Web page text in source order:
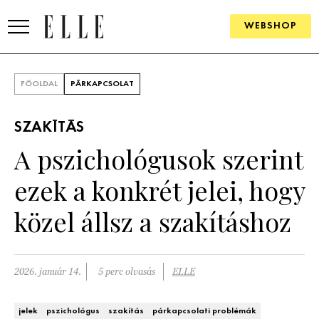
WEBSHOP
SZÉPSÉG
ÉLETMÓD
PÁRKAPCSOLAT
FŐOLDAL PÁRKAPCSOLAT
SZAKÍTÁS
A pszichológusok szerint
ezek a konkrét jelei, hogy
közel állsz a szakításhoz
2026. január 14. 5 perc olvasás ELLE
jelek pszichológus szakítás párkapcsolati problémák